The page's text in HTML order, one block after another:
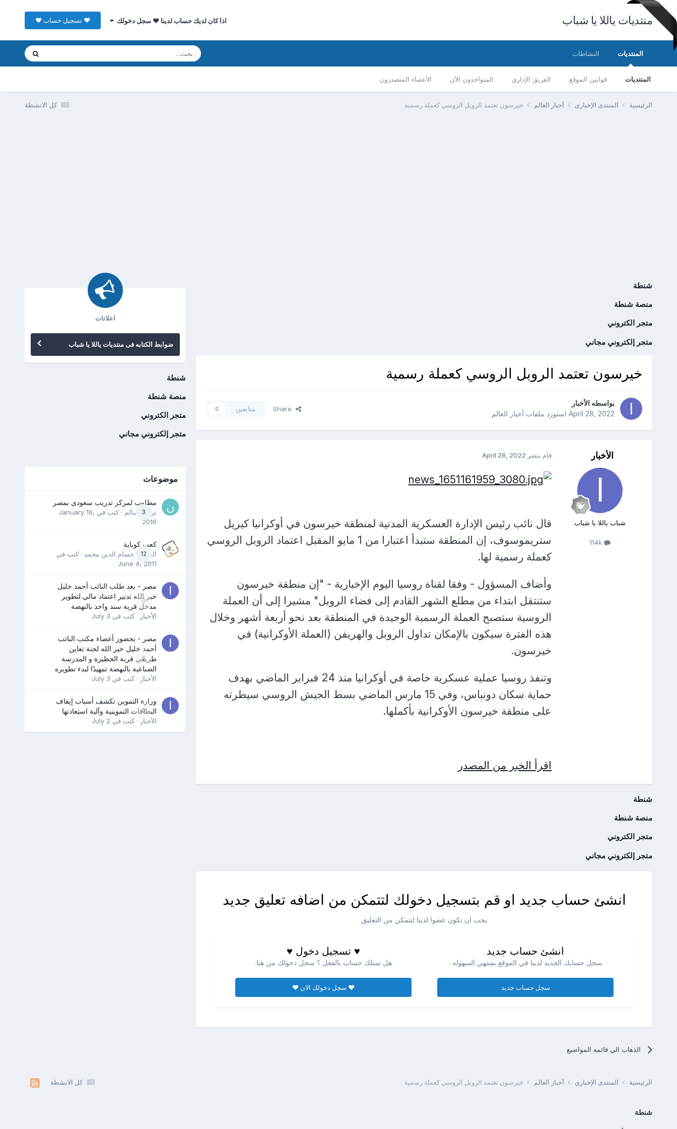
منتديات ياللا يا شباب اذا كان لديك حساب لدينا ♥ سجل دخولك ♥ تسجيل حساب ♥
المنتديات
المنتديات قوانين الموقع الفريق الإداري المتواجدون الآن الأعضاء المتصدرون
النشاطات
كل الانشطة الرئيسية المنتدى الإخبارى أخبار العالم خيرسون تعتمد الروبل الروسي كعملة رسمية
شنطة
منصة شنطة
متجر الكتروني
متجر إلكتروني مجاني
خيرسون تعتمد الروبل الروسي كعملة رسمية
بواسطه الأخبار
April 28, 2022استورد ملفات أخبار العالم
Share متابعين 0
الأخبار
شباب ياللا يا شباب
114k
قام بنشر April 28, 2022
قال نائب رئيس الإدارة العسكرية المدنية لمنطقة خيرسون في أوكرانيا كيريل
ستريموسوف، إن المنطقة ستبدأ اعتبارا من 1 مايو المقبل اعتماد الروبل الروسي
كعملة رسمية لها.
وأضاف المسؤول - وفقا لقناة روسيا اليوم الإخبارية - "إن منطقة خيرسون
ستنتقل ابتداء من مطلع الشهر القادم إلى فضاء الروبل" مشيرا إلى أن العملة
الروسية ستصبح العملة الرسمية الوحيدة في المنطقة بعد نحو أربعة أشهر وخلال
هذه الفترة سيكون بالإمكان تداول الروبل والهريفن (العملة الأوكرانية) في
خيرسون.
وتنفذ روسيا عملية عسكرية خاصة في أوكرانيا منذ 24 فبراير الماضي بهدف
حماية سكان دونباس، وفي 15 مارس الماضي بسط الجيش الروسي سيطرته
على منطقة خيرسون الأوكرانية بأكملها.
اقرأ الخبر من المصدر
شنطة
منصة شنطة
متجر الكتروني
متجر إلكتروني مجاني
انشئ حساب جديد او قم بتسجيل دخولك لتتمكن من اضافه تعليق جديد
يجب ان تكون عضوا لدينا لتتمكن من التعليق
انشئ حساب جديد
سجل حسابك الجديد لدينا في الموقع بمنتهي السهوله .
سجل حساب جديد
♥ تسجيل دخول ♥
هل تمتلك حساب بالفعل ؟ سجل دخولك من هنا.
♥ سجل دخولك الان ♥
الذهاب الي قائمه المواضيع
اعلانات
ضوابط الكتابه فى منتديات ياللا يا شباب
شنطة
منصة شنطة
متجر الكتروني
متجر إلكتروني مجاني
موضوعات
3
مطلوب لمركز تدريب سعودى بمصر
نرمين سالم · كتب في January 16,
2016
12
كعب كوباية
المدرب حسام الدين محمد · كتب في
June 4, 2011
0
مصر - بعد طلب النائب أحمد خليل
خير الله تدبير اعتماد مالي لتطوير
مدخل قرية سند واحد بالنهضة
الأخبار · كتب في July 3
0
مصر - بحضور أعضاء مكتب النائب
أحمد خليل خير الله لجنة تعاين
طريقي قرية الحظيرة و المدرسة
الصناعية بالنهضة تمهيدًا لبدء تطويره
الأخبار · كتب في July 3
0
وزارة التموين تكشف أسباب إيقاف
البطاقات التموينية وآلية استعادتها
الأخبار · كتب في July 2
كل الانشطة الرئيسية المنتدى الإخبارى أخبار العالم خيرسون تعتمد الروبل الروسي كعملة رسمية
شنطة